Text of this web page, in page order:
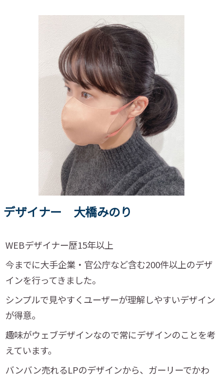
デザイナー 大橋みのり
WEBデザイナー歴15年以上
今までに大手企業・官公庁など含む200件以上のデザ
インを行ってきました。
シンプルで見やすくユーザーが理解しやすいデザイン
が得意。
趣味がウェブデザインなので常にデザインのことを考
えています。
バンバン売れるLPのデザインから、ガーリーでかわ